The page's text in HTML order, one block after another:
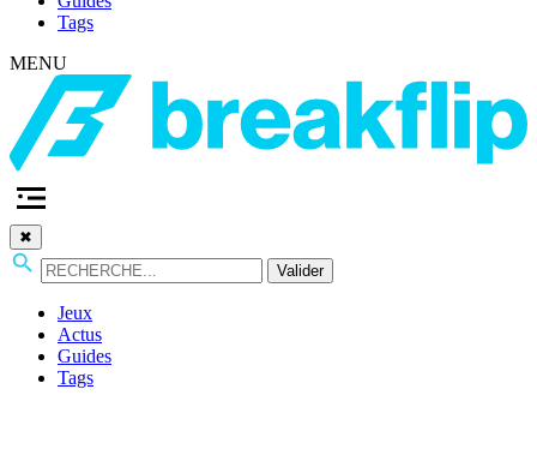
Tags
MENU
✖
Valider
Jeux
Actus
Guides
Tags